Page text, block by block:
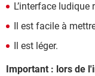
L’interface
Il est facile à
Il est léger.
Important : lors de